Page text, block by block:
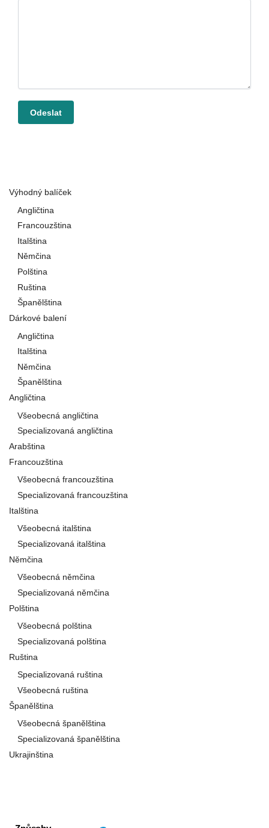
Výhodný balíček
Angličtina
Francouzština
Italština
Němčina
Polština
Ruština
Španělština
Dárkové balení
Angličtina
Italština
Němčina
Španělština
Angličtina
Všeobecná angličtina
Specializovaná angličtina
Arabština
Francouzština
Všeobecná francouzština
Specializovaná francouzština
Italština
Všeobecná italština
Specializovaná italština
Němčina
Všeobecná němčina
Specializovaná němčina
Polština
Všeobecná polština
Specializovaná polština
Ruština
Specializovaná ruština
Všeobecná ruština
Španělština
Všeobecná španělština
Specializovaná španělština
Ukrajinština